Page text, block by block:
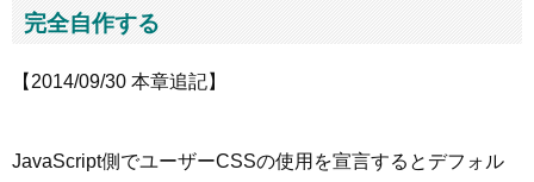
完全自作する
【2014/09/30 本章追記】
JavaScript側でユーザーCSSの使用を宣言するとデフォル